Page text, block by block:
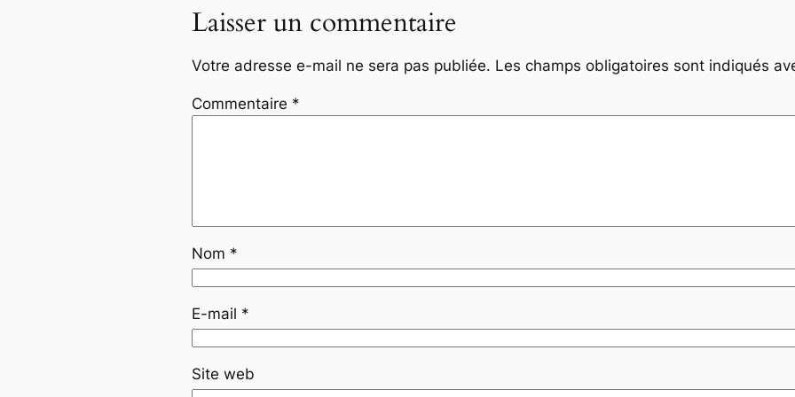
Laisser un commentaire
Votre adresse e-mail ne sera pas publiée. Les champs obligatoires sont indiqués
Commentaire *
Nom *
E-mail *
Site web